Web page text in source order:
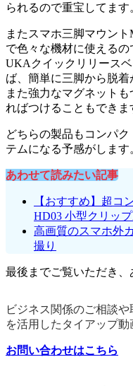
られるので重宝してます
またスマホ三脚マウン
で色々な機材に使えるの
UKAクイックリリース
ば、簡単に三脚から脱着
また強力なマグネット
ればつけることもできま
どちらの製品もコンパ
テムになる予感がします
あわせて読みたい記事
【おすすめ】超コ
HD03 小型クリッ
高画質のスマホ外
撮り
最後までご覧いただき
ビジネス関係のご相談
を活用したタイアップ
お問い合わせはこちら